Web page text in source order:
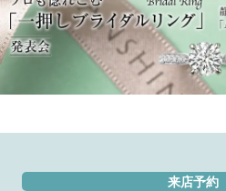
来店予約